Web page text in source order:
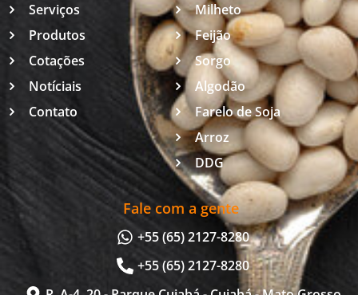
Serviços
Produtos
Cotações
Notíciais
Contato
Milheto
Feijão
Sorgo
Algodão
Farelo de Soja
Arroz
DDG
Fale com a gente
+55 (65) 2127-8280
+55 (65) 2127-8280